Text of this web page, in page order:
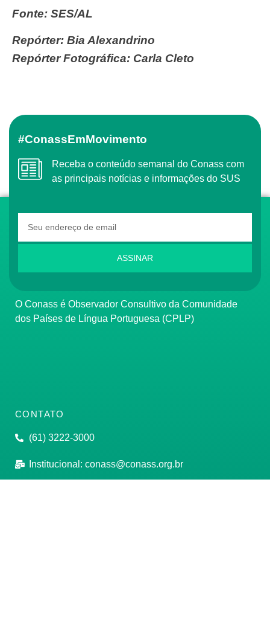
Fonte: SES/AL
Repórter: Bia Alexandrino
Repórter Fotográfica: Carla Cleto
#ConassEmMovimento
Receba o conteúdo semanal do Conass com
as principais notícias e informações do SUS
ASSINAR
O Conass é Observador Consultivo da Comunidade
dos Países de Língua Portuguesa (CPLP)
CONTATO
(61) 3222-3000
Institucional: conass@conass.org.br